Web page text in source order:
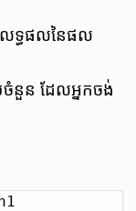
ទ្ធផល​នៃ​ផល​
នួន​ ដែល​អ្នក​ចង់​